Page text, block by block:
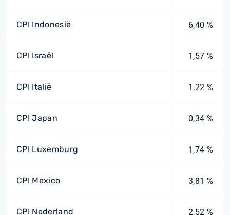
CPI Indonesië 6,40 %
CPI Israël 1,57 %
CPI Italië 1,22 %
CPI Japan 0,34 %
CPI Luxemburg 1,74 %
CPI Mexico 3,81 %
CPI Nederland 2,52 %